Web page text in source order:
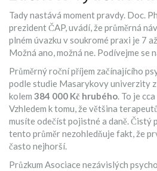
Tady nastává moment pravdy. Doc.
prezident ČAP, uvádí, že průměrná
plném úvazku v soukromé praxi je 7
Možná ano, možná ne. Podívejme se
Průměrný roční příjem začínajícího
podle studie Masarykovy univerzity
kolem 384 000 Kč hrubého. To je
Vzhledem k tomu, že většina
musíte odečíst pojistné a daně. Čistý
tento průměr nezohledňuje fakt, že
často nejhorší.
Průzkum Asociace nezávislých